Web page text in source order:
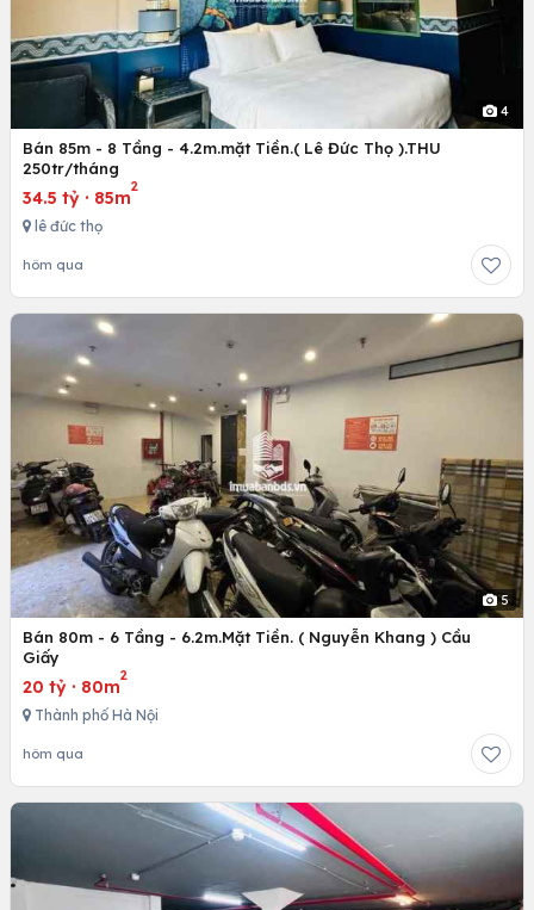
4
Bán 85m - 8 Tầng - 4.2m.mặt Tiền.( Lê Đức Thọ ).THU
250tr/tháng
34.5 tỷ · 85m
2
lê đức thọ
hôm qua
5
Bán 80m - 6 Tầng - 6.2m.Mặt Tiền. ( Nguyễn Khang ) Cầu
Giấy
20 tỷ · 80m
2
Thành phố Hà Nội
hôm qua